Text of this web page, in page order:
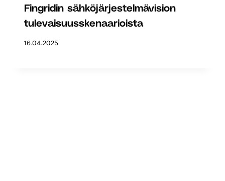
Fingridin sähköjärjestelmävision
tulevaisuusskenaarioista
16.04.2025